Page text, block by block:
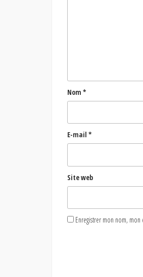
Nom *
E-mail *
Site web
Enregistrer mon nom,